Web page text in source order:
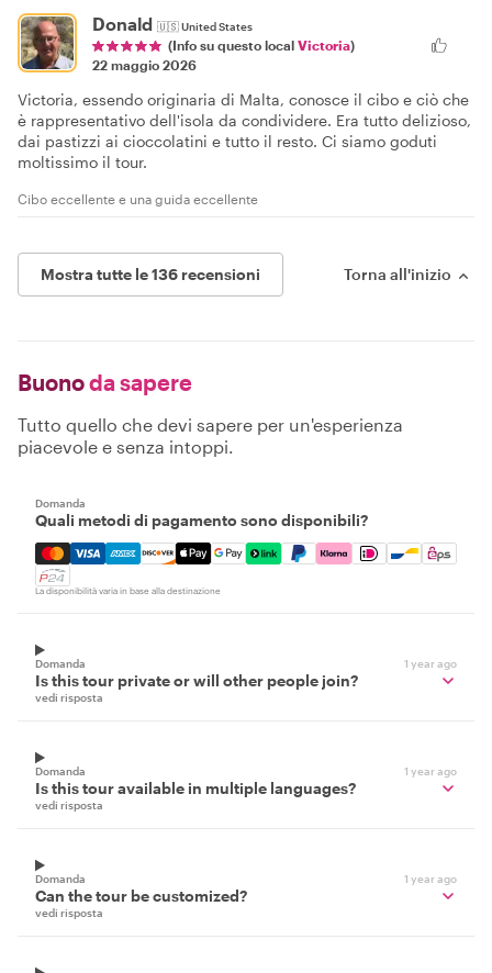
Donald 🇺🇸United States
(Info su questo local Victoria)
22 maggio 2026
Victoria, essendo originaria di Malta, conosce il cibo e ciò che
è rappresentativo dell'isola da condividere. Era tutto delizioso,
dai pastizzi ai cioccolatini e tutto il resto. Ci siamo goduti
moltissimo il tour.
Cibo eccellente e una guida eccellente
Mostra tutte le 136 recensioni Torna all'inizio
Buonoda sapere
Tutto quello che devi sapere per un'esperienza
piacevole e senza intoppi.
Domanda
Quali metodi di pagamento sono disponibili?
Mastercard, Visa, Amex, Discover, Apple Pay, Google
La disponibilità varia in base alla destinazione
Domanda 1 year ago
Is this tour private or will other people join?
vedi risposta
Domanda 1 year ago
Is this tour available in multiple languages?
vedi risposta
Domanda 1 year ago
Can the tour be customized?
vedi risposta